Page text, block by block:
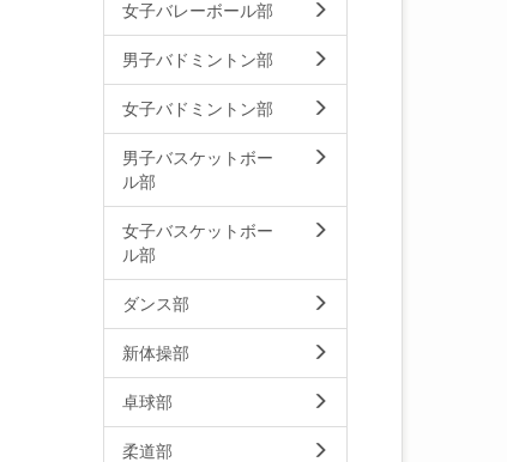
女子バレーボール部
男子バドミントン部
女子バドミントン部
男子バスケットボー
ル部
女子バスケットボー
ル部
ダンス部
新体操部
卓球部
柔道部